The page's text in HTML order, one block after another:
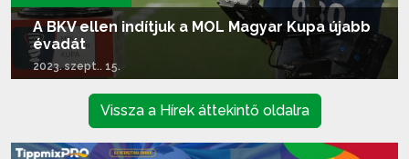
A BKV ellen indítjuk a MOL Magyar Kupa újabb
évadát
2023. szept.. 15.
Tovább olvasom...
Vissza a Hírek áttekintő oldalra